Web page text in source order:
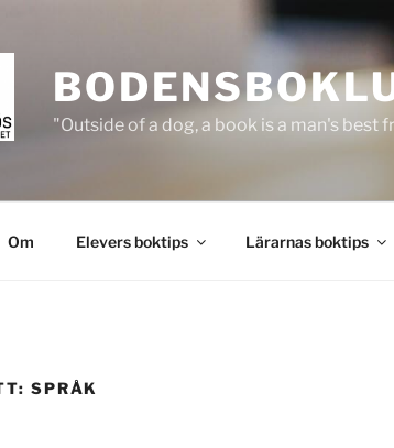
"Outside of a dog, a book is a man's best
Om Elevers boktips Lärarnas boktips
SPRÅK